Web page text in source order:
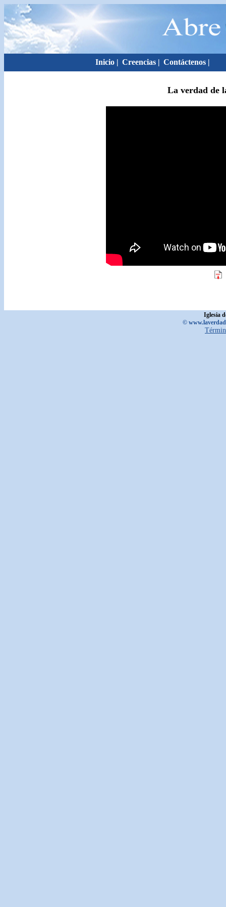
Inicio | Creencias | Contáctenos |
La verdad de
Iglesia
©